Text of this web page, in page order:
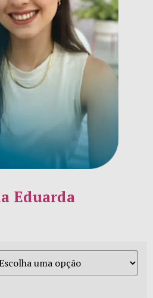
Eduarda